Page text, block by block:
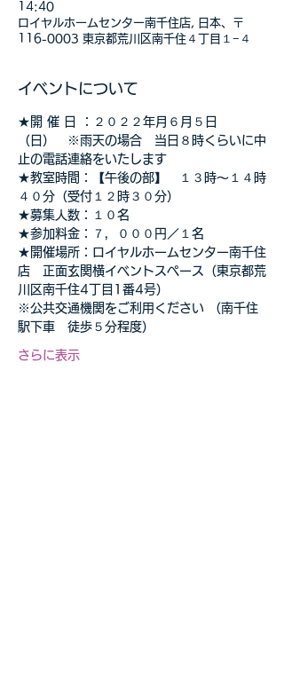
14:40
ロイヤルホームセンター南千住店, 日本、〒
116-0003 東京都荒川区南千住４丁目１−４
イベントについて
★開 催 日 ：２０２２年月６月５日
（日）　※雨天の場合　当日８時くらいに中
止の電話連絡をいたします
★教室時間：【午後の部】　１３時～１４時
４０分（受付１２時３０分）
★募集人数：１０名
★参加料金：７，０００円／１名
★開催場所：ロイヤルホームセンター南千住
店　正面玄関横イベントスペース（東京都荒
川区南千住4丁目1番4号）
※公共交通機関をご利用ください （南千住
駅下車　徒歩５分程度）
さらに表示